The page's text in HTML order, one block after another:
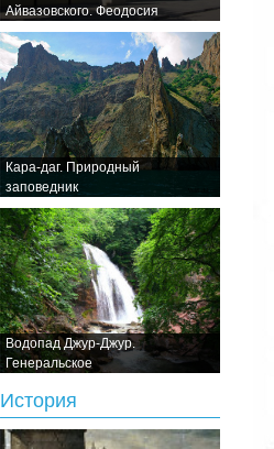
Айвазовского. Феодосия
Кара-даг. Природный
заповедник
Водопад Джур-Джур.
Генеральское
История